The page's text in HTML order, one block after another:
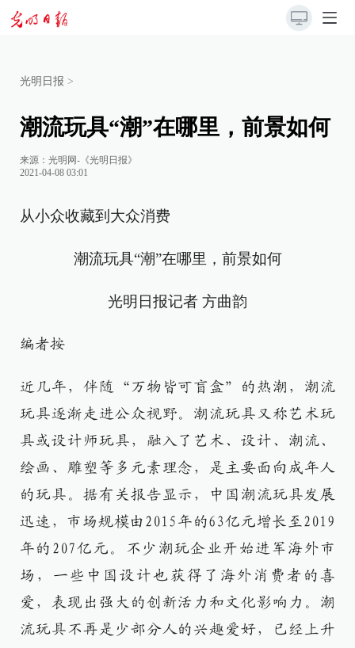
光明日报 >
潮流玩具“潮”在哪里，前景如何
来源： 光明网-《光明日报》
2021-04-08 03:01
从小众收藏到大众消费
潮流玩具“潮”在哪里，前景如何
光明日报记者 方曲韵
编者按
近几年，伴随“万物皆可盲盒”的热潮，潮流
玩具逐渐走进公众视野。潮流玩具又称艺术玩
具或设计师玩具，融入了艺术、设计、潮流、
绘画、雕塑等多元素理念，是主要面向成年人
的玩具。据有关报告显示，中国潮流玩具发展
迅速，市场规模由2015年的63亿元增长至2019
年的207亿元。不少潮玩企业开始进军海外市
场，一些中国设计也获得了海外消费者的喜
爱，表现出强大的创新活力和文化影响力。潮
流玩具不再是少部分人的兴趣爱好，已经上升